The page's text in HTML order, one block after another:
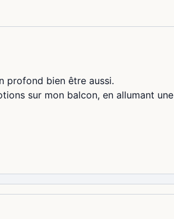
profond bien être aussi.
sur mon balcon, en allumant une